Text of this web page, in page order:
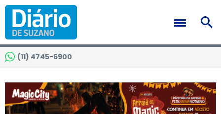
(11) 4745-6900